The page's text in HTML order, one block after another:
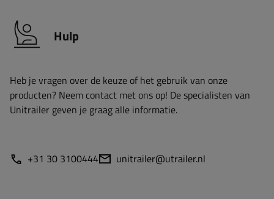
Hulp
Heb je vragen over de keuze of het gebruik van onze
producten? Neem contact met ons op! De specialisten van
Unitrailer geven je graag alle informatie.
+31 30 3100444 unitrailer@utrailer.nl